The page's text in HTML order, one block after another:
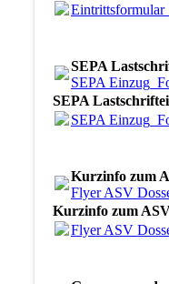
SEPA
SEPA
SEPA
SEPA
Kurzinfo zum
Flyer ASV
Kurzinfo zum
Flyer ASV